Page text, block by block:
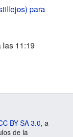
para
las 11:19
BY-SA 3.0, a
de la